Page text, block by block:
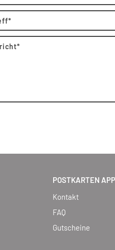
POSTKARTEN APP
Kontakt
FAQ
Gutscheine